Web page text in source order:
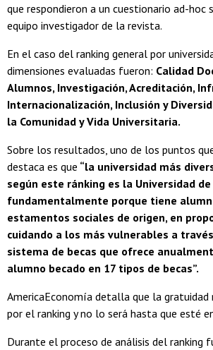
que respondieron a un cuestionario ad-hoc
equipo investigador de la revista.
En el caso del ranking general por
dimensiones evaluadas fueron: Calidad
Alumnos, Investigación, Acreditación,
Internacionalización, Inclusión y
la Comunidad y Vida Universitaria.
Sobre los resultados, uno de los puntos
destaca es que “la universidad más
según este ránking es la Universidad de
fundamentalmente porque tiene
estamentos sociales de origen, en
cuidando a los más vulnerables a
sistema de becas que ofrece
alumno becado en 17 tipos de becas”.
AmericaEconomía detalla que la gratuidad
por el ranking y no lo será hasta que esté
Durante el proceso de análisis del ranking